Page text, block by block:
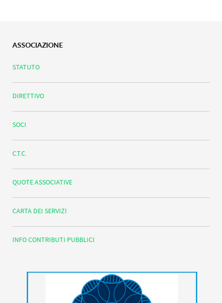
ASSOCIAZIONE
STATUTO
DIRETTIVO
SOCI
C.T.C.
QUOTE ASSOCIATIVE
CARTA DEI SERVIZI
INFO CONTRIBUTI PUBBLICI